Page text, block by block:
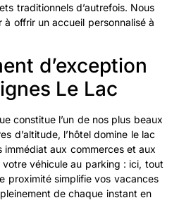
traditionnels d’autrefois. Nous
à offrir un accueil personnalisé à
d’exception
Le Lac
constitue l’un de nos plus beaux
d’altitude, l’hôtel domine le lac
aux commerces et aux
véhicule au parking : ici, tout
proximité simplifie vos vacances
de chaque instant en